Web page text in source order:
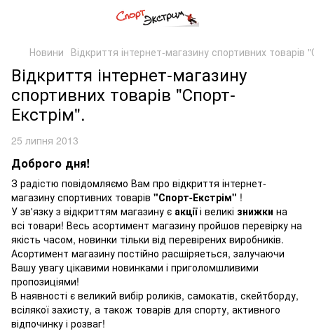
Новини Відкриття інтернет-магазину спортивних товарів
Відкриття інтернет-магазину
спортивних товарів "Спорт-
Екстрім".
25 липня 2013
Доброго дня!
З радістю повідомляємо Вам про відкриття інтернет-
магазину спортивних товарів "Спорт-Екстрім" !
У зв'язку з відкриттям магазину є акціїі великі знижки на
всі товари! Весь асортимент магазину пройшов перевірку на
якість часом, новинки тільки від перевірених виробників.
Асортимент магазину постійно расшіряеться, залучаючи
Вашу увагу цікавими новинками і приголомшливими
пропозиціями!
В наявності є великий вибір роликів, самокатів, скейтборду,
всілякої захисту, а також товарів для спорту, активного
відпочинку і розваг!